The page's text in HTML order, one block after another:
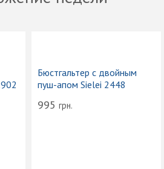
Бюстгальтер с двойным
пуш-апом Sielei 2448
995 грн.